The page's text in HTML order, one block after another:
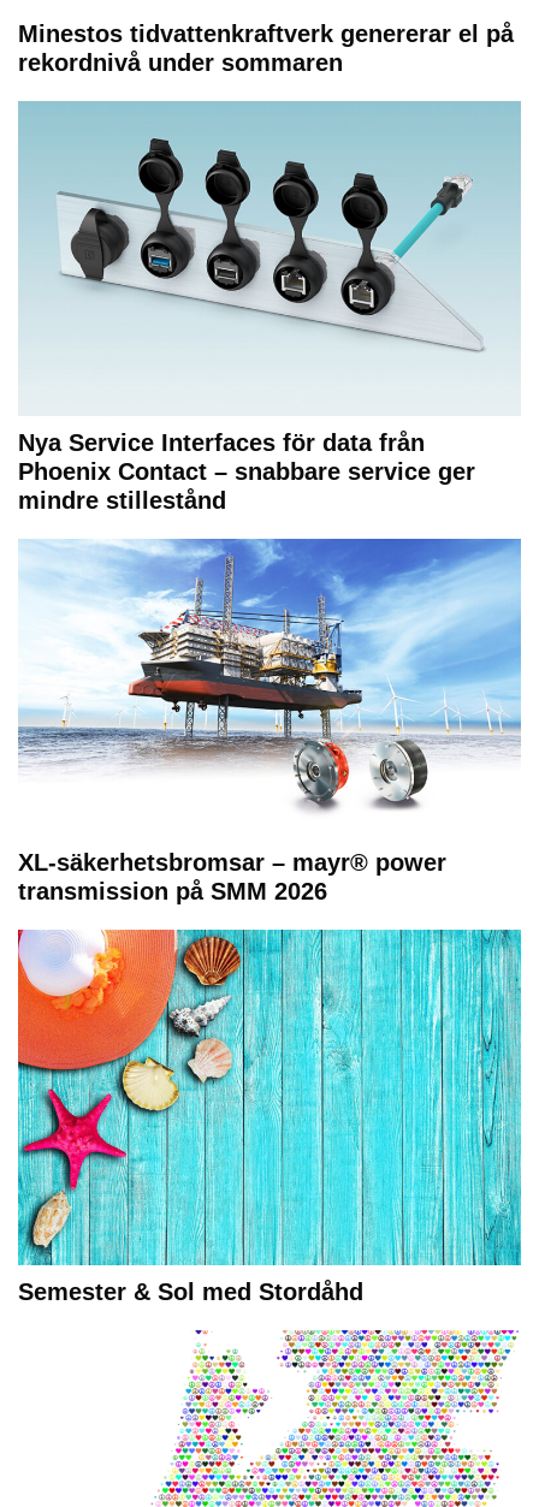
Minestos tidvattenkraftverk genererar el på
rekordnivå under sommaren
Nya Service Interfaces för data från
Phoenix Contact – snabbare service ger
mindre stillestånd
XL-säkerhetsbromsar – mayr® power
transmission på SMM 2026
Semester & Sol med Stordåhd